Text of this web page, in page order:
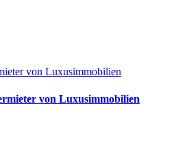
von Luxusimmobilien
von Luxusimmobilien